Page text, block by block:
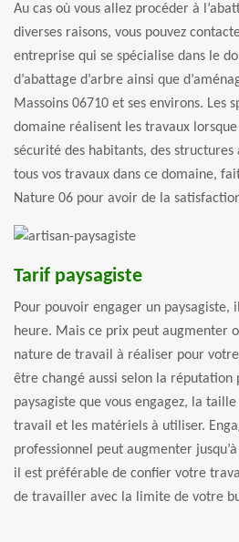
Au cas où vous allez procéder à
diverses raisons, vous pouvez
entreprise qui se spécialise dans le
d’abattage d’arbre ainsi que
Massoins 06710 et ses environs. Les
domaine réalisent les travaux
sécurité des habitants, des
tous vos travaux dans ce domaine,
Nature 06 pour avoir de la
Tarif paysagiste
Pour pouvoir engager un
heure. Mais ce prix peut augmenter
nature de travail à réaliser pour
être changé aussi selon la réputation
paysagiste que vous engagez, la
travail et les matériels à utiliser.
professionnel peut augmenter
il est préférable de confier votre
de travailler avec la limite de votre